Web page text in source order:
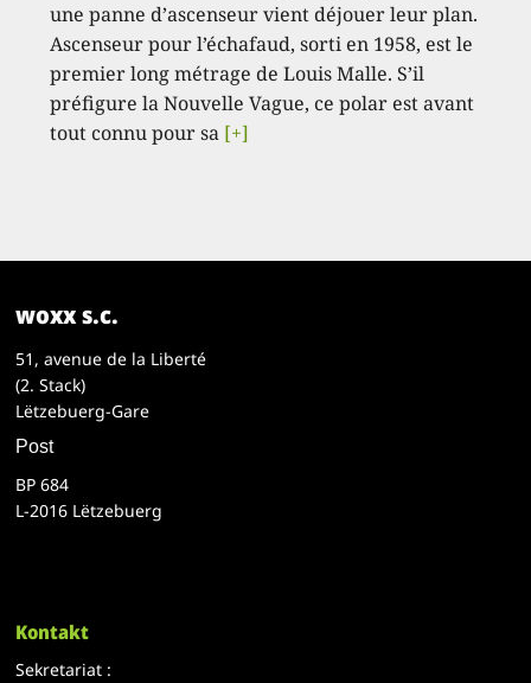
une panne d’ascenseur vient déjouer leur plan.
Ascenseur pour l’échafaud, sorti en 1958, est le
premier long métrage de Louis Malle. S’il
préfigure la Nouvelle Vague, ce polar est avant
tout connu pour sa [+]
woxx s.c.
51, avenue de la Liberté
(2. Stack)
Lëtzebuerg-Gare
Post
BP 684
L-2016 Lëtzebuerg
Kontakt
Sekretariat :